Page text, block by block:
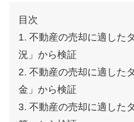
目次
1. 不動産の売却に適した
況」から検証
2. 不動産の売却に適した
金」から検証
3. 不動産の売却に適した